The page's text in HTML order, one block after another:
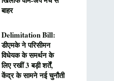
बाहर
Delimitation Bill:
डीएमके ने परिसीमन
विधेयक के समर्थन के
लिए रखीं 3 बड़ी शर्तें,
केंद्र के सामने नई चुनौती